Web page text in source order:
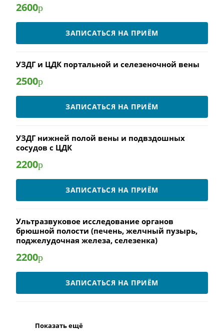
2600р
ЗАПИСАТЬСЯ НА ПРИЁМ
УЗДГ и ЦДК портальной и селезеночной вены
2500р
ЗАПИСАТЬСЯ НА ПРИЁМ
УЗДГ нижней полой вены и подвздошных
сосудов с ЦДК
2200р
ЗАПИСАТЬСЯ НА ПРИЁМ
Ультразвуковое исследование органов
брюшной полости (печень, желчный пузырь,
поджелудочная железа, селезенка)
2200р
ЗАПИСАТЬСЯ НА ПРИЁМ
Показать ещё